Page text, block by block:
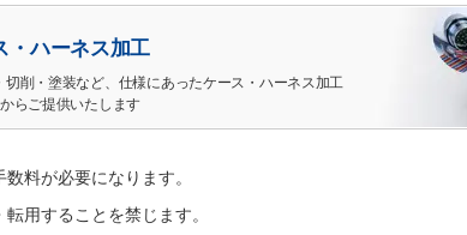
・ハーネス加工
切削・塗装など、仕様にあったケース・ハーネス加工
らご提供いたします
料が必要になります。
用することを禁じます。